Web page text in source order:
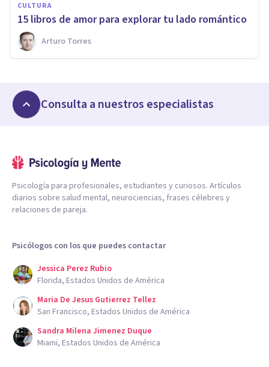
CULTURA
​15 libros de amor para explorar tu lado romántico
Arturo Torres
Consulta a nuestros especialistas
Psicología para profesionales, estudiantes y curiosos. Artículos
diarios sobre salud mental, neurociencias, frases célebres y
relaciones de pareja.
Psicólogos con los que puedes contactar
Jessica Perez Rubio
Florida, Estados Unidos de América
Maria De Jesus Gutierrez Tellez
San Francisco, Estados Unidos de América
Sandra Milena Jimenez Duque
Miami, Estados Unidos de América